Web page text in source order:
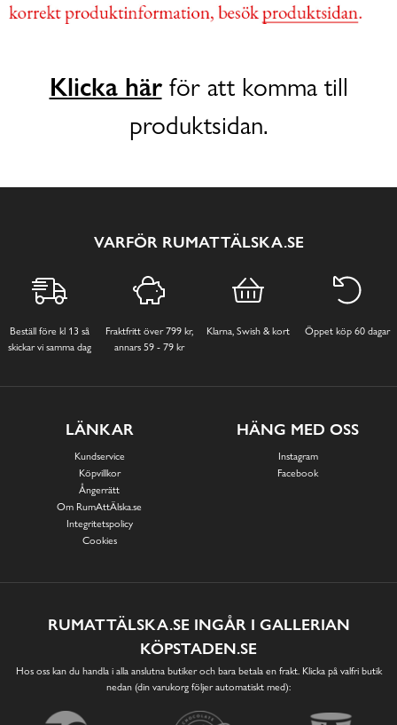
Klicka härför att komma till
produktsidan.
VARFÖR RUMATTÄLSKA.SE
Beställ före kl 13 så
skickar vi samma dag
Fraktfritt över 799 kr,
annars 59 - 79 kr
Klarna, Swish & kort Öppet köp 60 dagar
LÄNKAR
Kundservice
Köpvillkor
Ångerrätt
Om RumAttÄlska.se
Integritetspolicy
Cookies
HÄNG MED OSS
Instagram
Facebook
RUMATTÄLSKA.SE INGÅR I GALLERIAN
KÖPSTADEN.SE
Hos oss kan du handla i alla anslutna butiker och bara betala en frakt. Klicka på valfri butik
nedan (din varukorg följer automatiskt med):